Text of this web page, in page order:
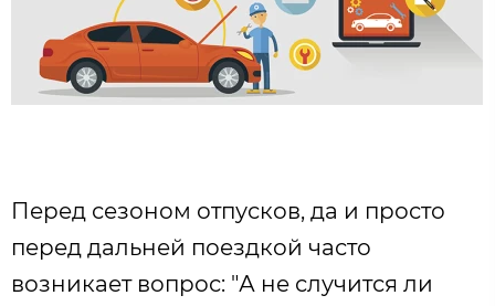
Перед сезоном отпусков, да и просто
перед дальней поездкой часто
возникает вопрос: "А не случится ли